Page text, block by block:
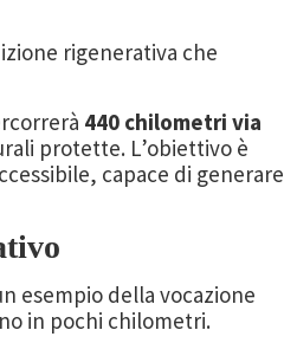
rigenerativa che
440 chilometri via
protette. L’obiettivo è
capace di generare
esempio della vocazione
in pochi chilometri.